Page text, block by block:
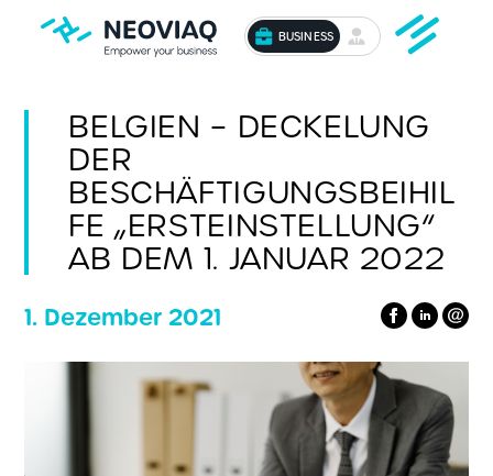
BUSINESS
BELGIEN – DECKELUNG
DER
BESCHÄFTIGUNGSBEIHIL
FE „ERSTEINSTELLUNG“
AB DEM 1. JANUAR 2022
1. Dezember 2021